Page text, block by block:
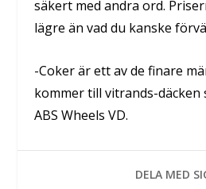
säkert med andra ord.
lägre än vad du kanske
-Coker är ett av de finare
kommer till vitrands-däcken
ABS Wheels VD.
DELA MED